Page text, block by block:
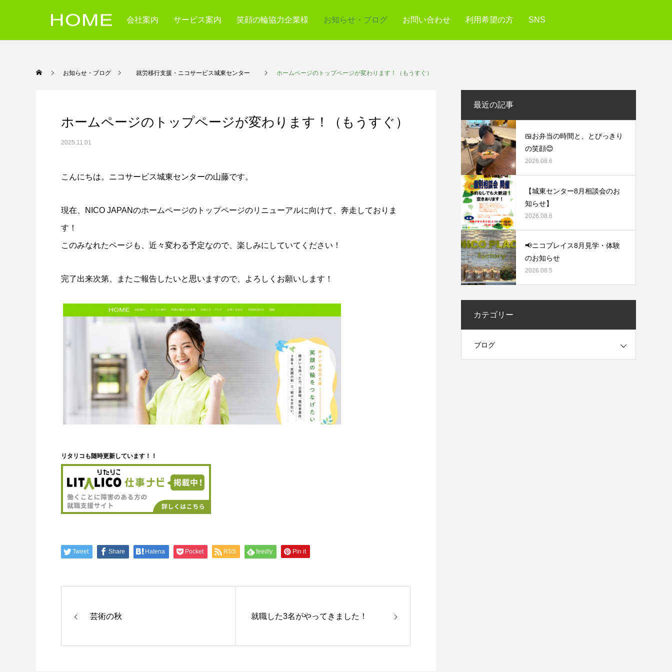
会社案内 サービス案内 笑顔の輪協力企業様 お知らせ・ブログ お問い合わせ 利用希望の方 SNS
お知らせ・ブログ 就労移行支援・ニコサービス城東センター ホームページのトップページが変わります！（もうすぐ）
ホームページのトップページが変わります！（もうすぐ）
2025.11.01
こんにちは。ニコサービス城東センターの山藤です。
現在、NICO JAPANのホームページのトップページのリニューアルに向けて、奔走しておりま
す！
このみなれたページも、近々変わる予定なので、楽しみにしていてください！
完了出来次第、またご報告したいと思いますので、よろしくお願いします！
リタリコも随時更新しています！！
Tweet Share Hatena Pocket RSS feedly Pin it
芸術の秋 就職した3名がやってきました！
最近の記事
🍱お弁当の時間と、とびっきり
の笑顔😊
2026.08.6
【城東センター8月相談会のお
知らせ】
2026.08.6
📢ニコプレイス8月見学・体験
のお知らせ
2026.08.5
カテゴリー
ブログ